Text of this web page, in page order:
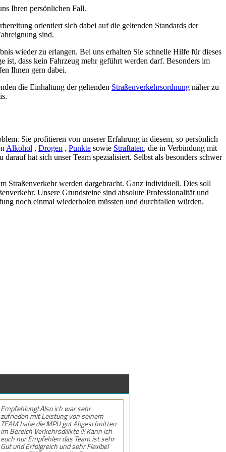
Ihren persönlichen Fall.
orientiert sich dabei auf die geltenden Standards der
sind.
wieder zu erlangen. Bei uns erhalten Sie schnelle Hilfe für dieses
dass kein Fahrzeug mehr geführt werden darf. Besonders im
Ihnen gern dabei.
die Einhaltung der geltenden Straßenverkehrsordnung näher zu
Sie profitieren von unserer Erfahrung in diesem, so persönlich
Alkohol , Drogen , Punkte sowie Straftaten, die in Verbindung mit
hat sich unser Team spezialisiert. Selbst als besonders schwer
Straßenverkehr werden dargebracht. Ganz individuell. Dies soll
Unsere Grundsteine sind absolute Professionalität und
noch einmal wiederholen müssten und durchfallen würden.
war sehr
von seinem
Abgeschnitten
!!! Kann ich
Team ist sehr
sehr Flexibel
Empfehlung! Sehr professionelles und
unsagbar freundliches Team. Die
Beratungen werden von ausgebildeten
Psychologen durchgeführt. Jede Sitzung
ist ein Einzelgespräch. Ich kann jedem,
der eine MPU vor sich hat, dieses Team